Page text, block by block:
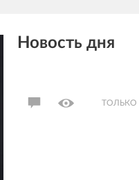
Новость дня
ТОЛЬКО